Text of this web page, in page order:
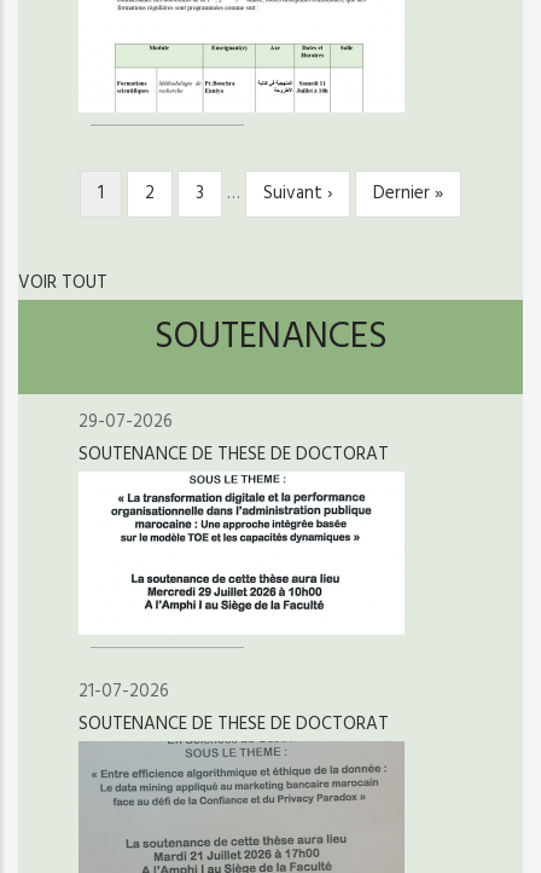
PAGINATION
Page
courante
1 Page
2 Page
3 …
Page
suivante
Suivant ›
Dernière
page
Dernier »
VOIR TOUT
SOUTENANCES
29-07-2026
SOUTENANCE DE THESE DE DOCTORAT
21-07-2026
SOUTENANCE DE THESE DE DOCTORAT